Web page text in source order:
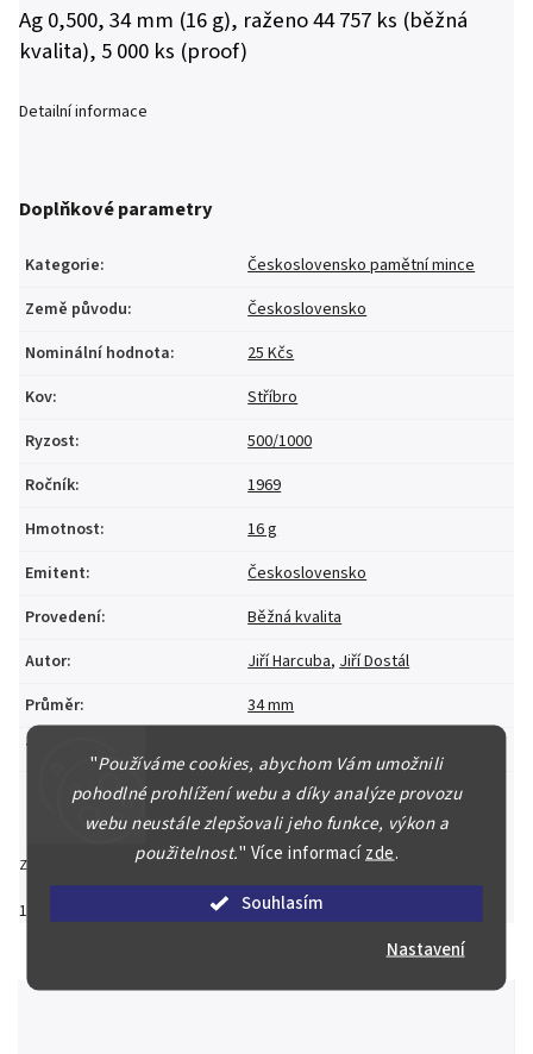
"Používáme cookies, abychom Vám umožnili
pohodlné prohlížení webu a díky analýze provozu
webu neustále zlepšovali jeho funkce, výkon a
použitelnost." Více informacízde.
Souhlasím
Nastavení
1 200 Kč
Ag 0,500, 34 mm (16 g), raženo 44 757 ks (běžná
kvalita), 5 000 ks (proof)
Detailní informace
Doplňkové parametry
Kategorie:
Československo pamětní mince
Země původu:
Československo
Nominální hodnota:
25 Kčs
Kov:
Stříbro
Ryzost:
500/1000
Ročník:
1969
Hmotnost:
16 g
Emitent:
Československo
Provedení:
Běžná kvalita
Autor: Jiří Harcuba, Jiří Dostál
Průměr:
34 mm
Téma
Zeptat se Hlídat Sdílet